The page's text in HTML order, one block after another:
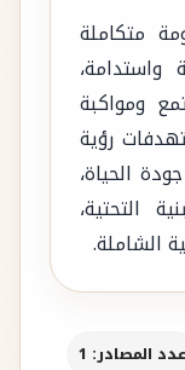
متكاملة
ومواكبة
رؤية
جودة الحياة،
التحتية،
الشاملة.
عدد المصادر: 1